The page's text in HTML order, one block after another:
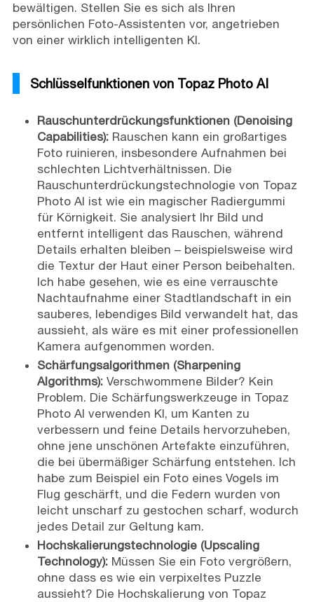
bewältigen. Stellen Sie es sich als Ihren
persönlichen Foto-Assistenten vor, angetrieben
von einer wirklich intelligenten KI.
Schlüsselfunktionen von Topaz Photo AI
Rauschunterdrückungsfunktionen (Denoising
Capabilities):Rauschen kann ein großartiges
Foto ruinieren, insbesondere Aufnahmen bei
schlechten Lichtverhältnissen. Die
Rauschunterdrückungstechnologie von Topaz
Photo AI ist wie ein magischer Radiergummi
für Körnigkeit. Sie analysiert Ihr Bild und
entfernt intelligent das Rauschen, während
Details erhalten bleiben – beispielsweise wird
die Textur der Haut einer Person beibehalten.
Ich habe gesehen, wie es eine verrauschte
Nachtaufnahme einer Stadtlandschaft in ein
sauberes, lebendiges Bild verwandelt hat, das
aussieht, als wäre es mit einer professionellen
Kamera aufgenommen worden.
Schärfungsalgorithmen (Sharpening
Algorithms):Verschwommene Bilder? Kein
Problem. Die Schärfungswerkzeuge in Topaz
Photo AI verwenden KI, um Kanten zu
verbessern und feine Details hervorzuheben,
ohne jene unschönen Artefakte einzuführen,
die bei übermäßiger Schärfung entstehen. Ich
habe zum Beispiel ein Foto eines Vogels im
Flug geschärft, und die Federn wurden von
leicht unscharf zu gestochen scharf, wodurch
jedes Detail zur Geltung kam.
Hochskalierungstechnologie (Upscaling
Technology):Müssen Sie ein Foto vergrößern,
ohne dass es wie ein verpixeltes Puzzle
aussieht? Die Hochskalierung von Topaz